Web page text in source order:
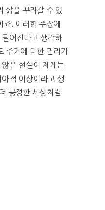
삶을 꾸려갈 수 있
죠. 이러한 주장에
어진다고 생각하
주거에 대한 권리가
은 현실이 제게는
적 이상이라고 생
공정한 세상처럼